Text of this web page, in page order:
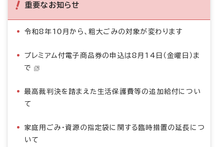
重要なお知らせ
令和8年10月から、粗大ごみの対象が変わります
プレミアム付電子商品券の申込は8月14日（金曜日）ま
で
最高裁判決を踏まえた生活保護費等の追加給付につい
て
家庭用ごみ・資源の指定袋に関する臨時措置の延長につ
いて